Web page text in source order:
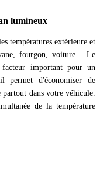
lumineux
températures extérieure et
fourgon, voiture... Le
important pour un
permet d'économiser de
dans votre véhicule.
de la température